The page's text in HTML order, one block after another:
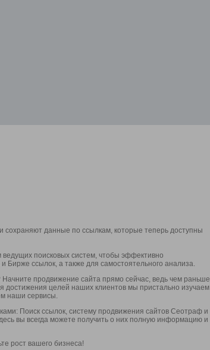
данные по ссылкам, которые теперь доступны
поисковых систем, чтобы эффективно
Бирже ссылок, а также для самостоятельного анализа.
продвижение сайта прямо сейчас, ведь чем раньше
достижения целей наших клиентов мы пристально изучаем
наши сервисы.
Поиск ссылок, систему продвижения сайтов Сеотраф и
вы всегда можете получить о них полную информацию и
рост вашего бизнеса!